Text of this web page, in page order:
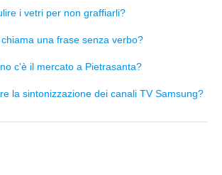
i vetri per non graffiarli?
una frase senza verbo?
c'è il mercato a Pietrasanta?
la sintonizzazione dei canali TV Samsung?